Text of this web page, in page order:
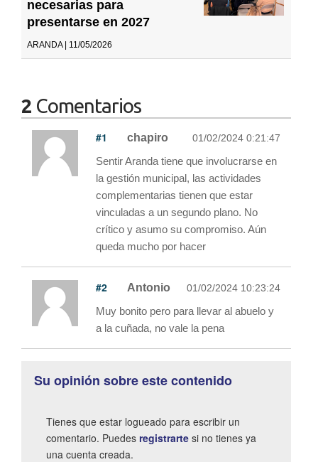
necesarias para
presentarse en 2027
ARANDA | 11/05/2026
2 Comentarios
#1 chapiro 01/02/2024 0:21:47
Sentir Aranda tiene que involucrarse en
la gestión municipal, las actividades
complementarias tienen que estar
vinculadas a un segundo plano. No
crítico y asumo su compromiso. Aún
queda mucho por hacer
#2 Antonio 01/02/2024 10:23:24
Muy bonito pero para llevar al abuelo y
a la cuñada, no vale la pena
Su opinión sobre este contenido
Tienes que estar logueado para escribir un
comentario. Puedes registrarte si no tienes ya
una cuenta creada.